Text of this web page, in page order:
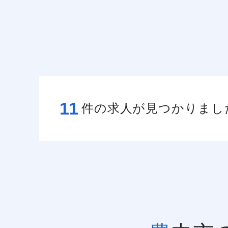
11 件の求人が見つかりまし